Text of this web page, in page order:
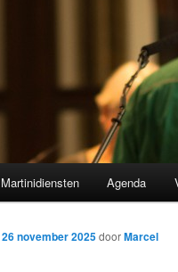
Martinidiensten Agenda
26 november 2025doorMarcel